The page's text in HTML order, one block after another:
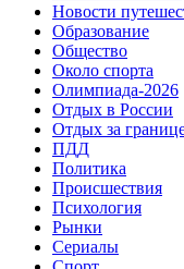
Новости
Образование
Общество
Около спорта
Олимпиада-2026
Отдых в России
Отдых за
ПДД
Политика
Происшествия
Психология
Рынки
Сериалы